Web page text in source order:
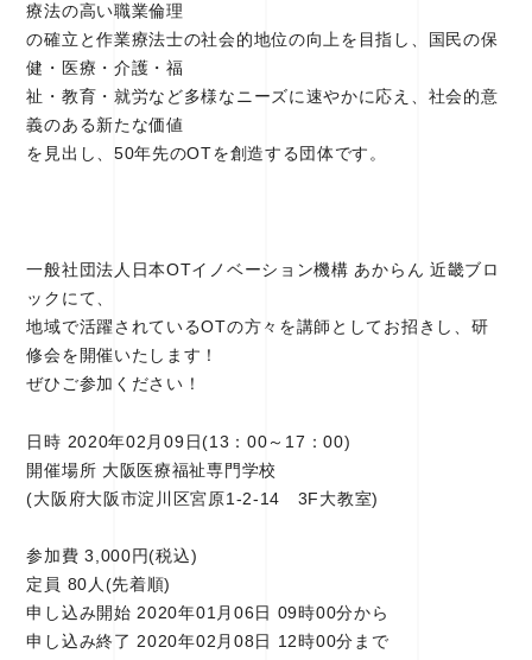
療法の高い職業倫理
の確立と作業療法士の社会的地位の向上を目指し、国民の保
健・医療・介護・福
祉・教育・就労など多様なニーズに速やかに応え、社会的意
義のある新たな価値
を見出し、50年先のOTを創造する団体です。
一般社団法人日本OTイノベーション機構 あからん 近畿ブロ
ックにて、
地域で活躍されているOTの方々を講師としてお招きし、研
修会を開催いたします！
ぜひご参加ください！
日時 2020年02月09日(13：00～17：00)
開催場所 大阪医療福祉専門学校
(大阪府大阪市淀川区宮原1-2-14 3F大教室)
参加費 3,000円(税込)
定員 80人(先着順)
申し込み開始 2020年01月06日 09時00分から
申し込み終了 2020年02月08日 12時00分まで